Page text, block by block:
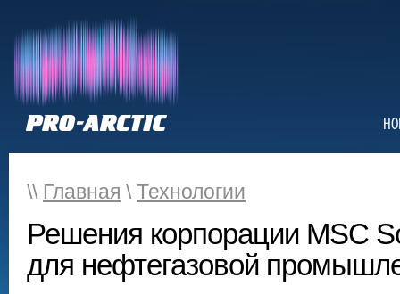
\\ Главная \ Технологии
Решения корпорации MSC
для нефтегазовой